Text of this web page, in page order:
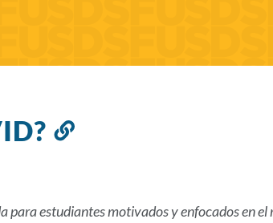
Enlace
sección
para estudiantes motivados y enfocados en